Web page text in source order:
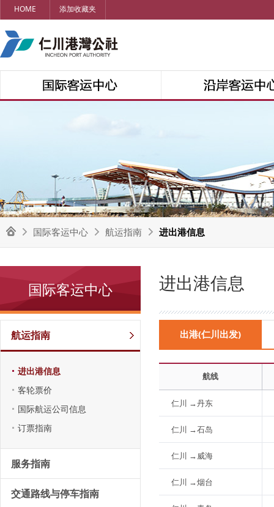
HOME 添加收藏夹
国际客运中心 航运指南 进出港信息
国际客运中心
航运指南
进出港信息
客轮票价
国际航运公司信息
订票指南
服务指南
交通路线与停车指南
进出港信息
出港(仁川出发)
航线
仁川 →丹东
仁川 →石岛
仁川 →威海
仁川 →烟台